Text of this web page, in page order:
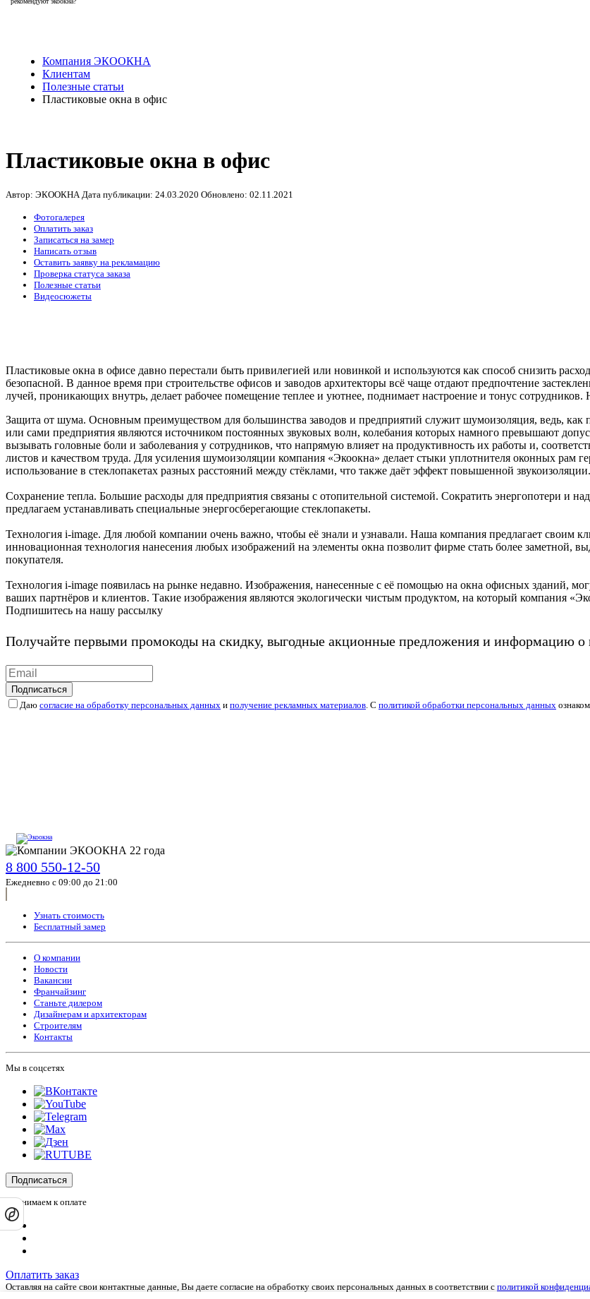
Компания ЭКООКНА
Клиентам
Полезные статьи
Пластиковые окна в офис
Пластиковые окна в офис
Автор: ЭКООКНА Дата публикации: 24.03.2020 Обновлено: 02.11.2021
Фотогалерея
Оплатить заказ
Записаться на замер
Написать отзыв
Оставить заявку на рекламацию
Проверка статуса заказа
Полезные статьи
Видеосюжеты
Пластиковые окна в офисе давно перестали быть привилегией или новинкой и используются как способ снизить
безопасной. В данное время при строительстве офисов и заводов архитекторы всё чаще отдают предпочтение
лучей, проникающих внутрь, делает рабочее помещение теплее и уютнее, поднимает настроение и тонус
Защита от шума. Основным преимуществом для большинства заводов и предприятий служит шумоизоляция, ведь,
или сами предприятия являются источником постоянных звуковых волн, колебания которых намного превышают
вызывать головные боли и заболевания у сотрудников, что напрямую влияет на продуктивность их работы и,
листов и качеством труда. Для усиления шумоизоляции компания «Экоокна» делает стыки уплотнителя оконных
использование в стеклопакетах разных расстояний между стёклами, что также даёт эффект повышенной звукоизоляции.
Сохранение тепла. Большие расходы для предприятия связаны с отопительной системой. Сократить энергопотери и
предлагаем устанавливать специальные энергосберегающие стеклопакеты.
Технология i-image. Для любой компании очень важно, чтобы её знали и узнавали. Наша компания предлагает своим
инновационная технология нанесения любых изображений на элементы окна позволит фирме стать более заметной,
покупателя.
Технология i-image появилась на рынке недавно. Изображения, нанесенные с её помощью на окна офисных зданий,
ваших партнёров и клиентов. Такие изображения являются экологически чистым продуктом, на который компания
Подпишитесь на нашу рассылку
Получайте первыми промокоды на скидку, выгодные акционные предложения и информацию о
Подписаться
Даю согласие на обработку персональных данных и получение рекламных материалов . С политикой обработки персональных данных
8 800 550-12-50
Ежедневно с 09:00 до 21:00
Узнать стоимость
Бесплатный замер
О компании
Новости
Вакансии
Франчайзинг
Станьте дилером
Дизайнерам и архитекторам
Строителям
Контакты
Мы в соцсетях
Подписаться
Принимаем к оплате
Оплатить заказ
Оставляя на сайте свои контактные данные, Вы даете согласие на обработку своих персональных данных в соответствии с политикой